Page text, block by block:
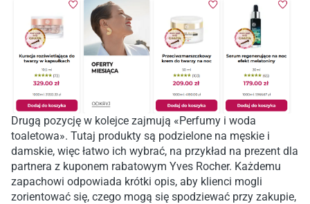
Drugą pozycję w kolejce zajmują «Perfumy i woda
toaletowa». Tutaj produkty są podzielone na męskie i
damskie, więc łatwo ich wybrać, na przykład na prezent dla
partnera z kuponem rabatowym Yves Rocher. Każdemu
zapachowi odpowiada krótki opis, aby klienci mogli
zorientować się, czego mogą się spodziewać przy zakupie,